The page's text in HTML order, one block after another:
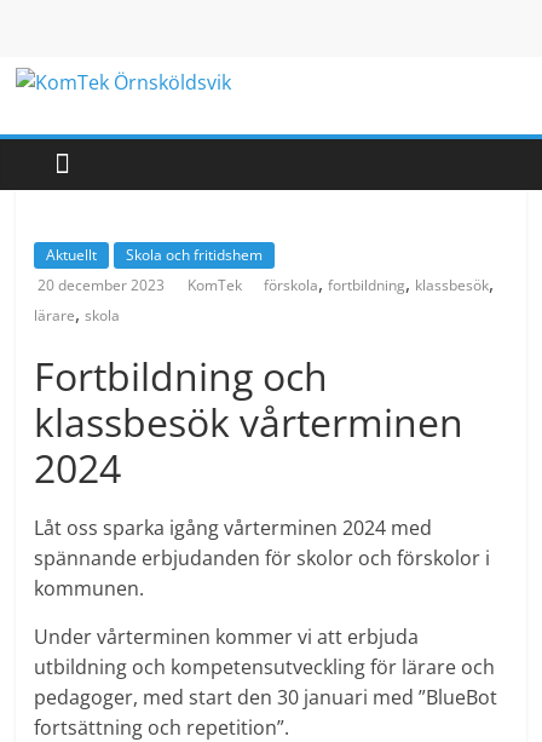
innehåll
KomTek
Örnsköldsvik
för
barn
och
Aktuellt
Skola och fritidshem
20 december 2023
KomTek förskola,fortbildning, klassbesök,
lärare,skola
Fortbildning och
klassbesök vårterminen
2024
Låt oss sparka igång vårterminen 2024 med
spännande erbjudanden för skolor och förskolor i
kommunen.
Under vårterminen kommer vi att erbjuda
utbildning och kompetensutveckling för lärare och
pedagoger, med start den 30 januari med ”BlueBot
fortsättning och repetition”.